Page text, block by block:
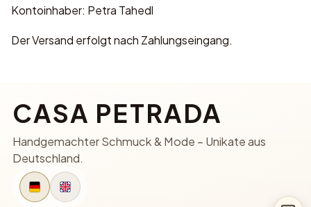
Kontoinhaber: Petra Tahedl
Der Versand erfolgt nach Zahlungseingang.
CASA PETRADA
Handgemachter Schmuck & Mode – Unikate aus
Deutschland.